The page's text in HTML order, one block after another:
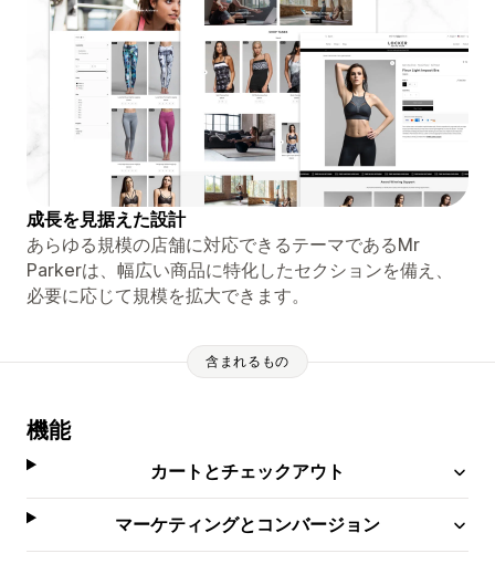
成長を見据えた設計
あらゆる規模の店舗に対応できるテーマであるMr
Parkerは、幅広い商品に特化したセクションを備え、
必要に応じて規模を拡大できます。
含まれるもの
機能
カートとチェックアウト
マーケティングとコンバージョン